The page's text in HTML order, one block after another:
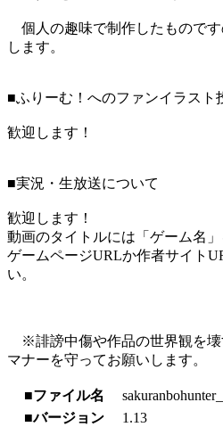
個人の趣味で制作したもので
します。
■ふりーむ！へのファンイラスト
歓迎します！
■実況・生放送について
歓迎します！
動画のタイトルには「ゲーム名
ゲームページURLか作者サイト
い。
※誹謗中傷や作品の世界観を壊
マナーを守ってお願いします。
■ファイル名
■バージョン
1.13